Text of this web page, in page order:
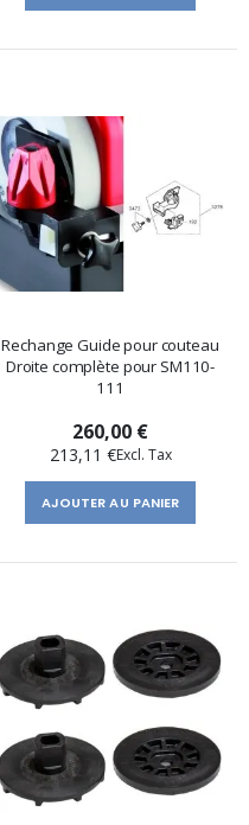
Rechange Guide pour couteau
Droite complète pour SM110-
111
260,00 €
213,11 €
AJOUTER AU PANIER